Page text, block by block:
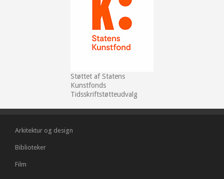
Støttet af Statens
Kunstfonds
Tidsskriftstøtteudvalg
Arkitektur og design
Biblioteker
Film